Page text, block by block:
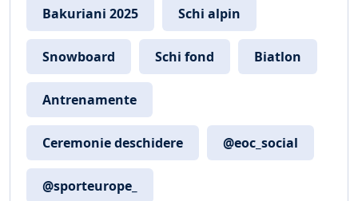
Bakuriani 2025 Schi alpin
Snowboard Schi fond Biatlon
Antrenamente
Ceremonie deschidere @eoc_social
@sporteurope_